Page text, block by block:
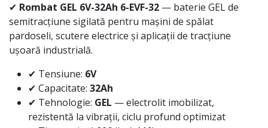
✔ Rombat GEL 6V-32Ah 6-EVF-32 — baterie GEL de
semitracțiune sigilată pentru mașini de spălat
pardoseli, scutere electrice și aplicații de tracțiune
ușoară industrială.
✔ Tensiune: 6V
✔ Capacitate: 32Ah
✔ Tehnologie: GEL — electrolit imobilizat,
rezistentă la vibrații, ciclu profund optimizat